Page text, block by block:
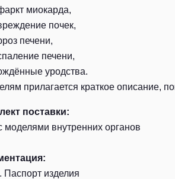
миокарда,
почек,
печени,
печени,
уродства.
прилагается краткое описание,
поставки:
моделями внутренних органов
Паспорт изделия